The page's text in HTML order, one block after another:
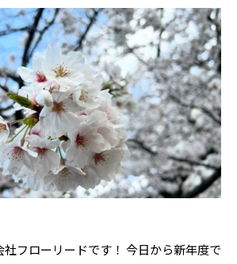
社フローリードです！ 今日から新年度で